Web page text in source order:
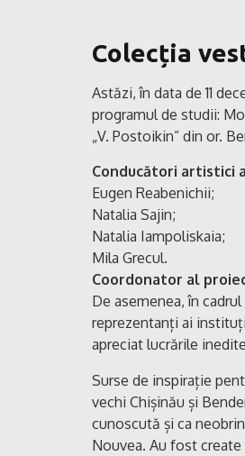
Colecția
Astăzi, în data de 11
programul de studii:
„V. Postoikin” din or.
Conducători artistici
Eugen Reabenichii;
Natalia Sajin;
Natalia Iampoliskaia;
Mila Grecul.
Coordonator al
De asemenea, în
reprezentanți ai
apreciat lucrările
Surse de inspirație
vechi Chișinău și
cunoscută și ca
Nouvea. Au fost